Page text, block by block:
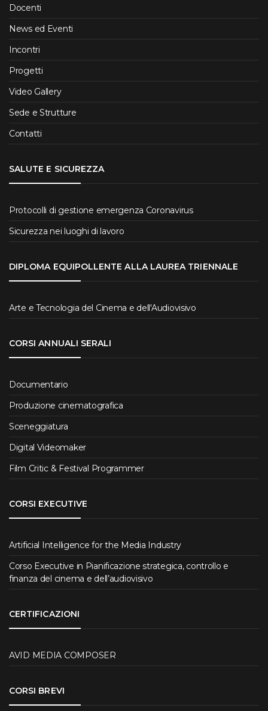
Docenti
News ed Eventi
Incontri
Progetti
Video Gallery
Sede e Strutture
Contatti
SALUTE E SICUREZZA
Protocolli di gestione emergenza Coronavirus
Sicurezza nei luoghi di lavoro
DIPLOMA EQUIPOLLENTE ALLA LAUREA TRIENNALE
Arte e Tecnologia del Cinema e dell'Audiovisivo
CORSI ANNUALI SERALI
Documentario
Produzione cinematografica
Sceneggiatura
Digital Videomaker
Film Critic & Festival Programmer
CORSI EXECUTIVE
Artificial Intelligence for the Media Industry
Corso Executive in Pianificazione strategica, controllo e
finanza del cinema e dell’audiovisivo
CERTIFICAZIONI
AVID MEDIA COMPOSER
CORSI BREVI